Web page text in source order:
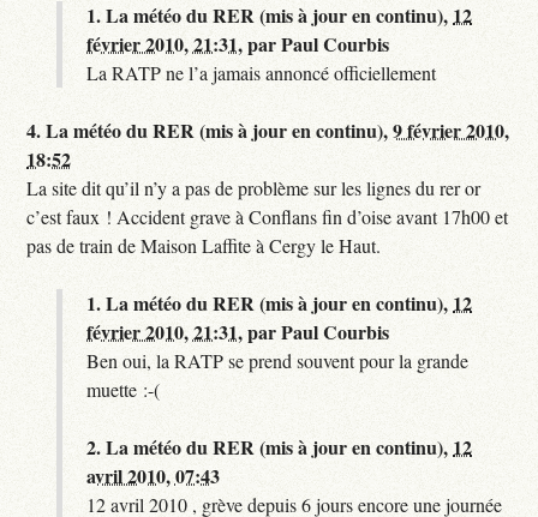
1.La météo du RER (mis à jour en continu), 12
février 2010, 21:31,parPaul Courbis
La RATP ne l’a jamais annoncé officiellement
4.La météo du RER (mis à jour en continu),9 février 2010,
18:52
La site dit qu’il n’y a pas de problème sur les lignes du rer or
c’est faux ! Accident grave à Conflans fin d’oise avant 17h00 et
pas de train de Maison Laffite à Cergy le Haut.
1.La météo du RER (mis à jour en continu), 12
février 2010, 21:31,parPaul Courbis
Ben oui, la RATP se prend souvent pour la grande
muette :-(
2.La météo du RER (mis à jour en continu), 12
avril 2010, 07:43
12 avril 2010 , grève depuis 6 jours encore une journée